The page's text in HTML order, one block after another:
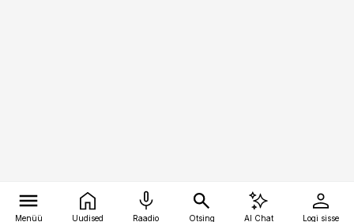
Menüü Uudised Raadio Otsing AI Chat Logi sisse